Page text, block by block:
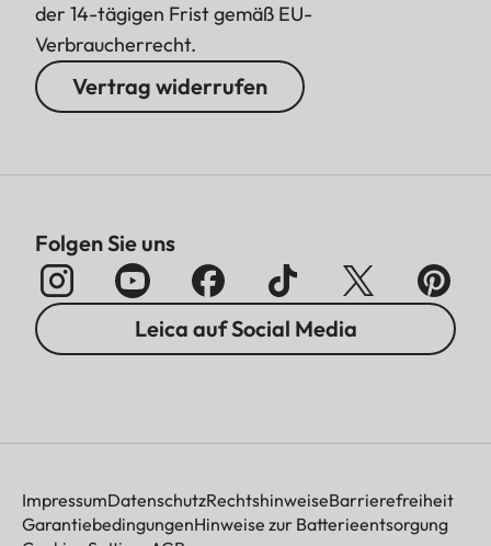
der 14-tägigen Frist gemäß EU-
Verbraucherrecht.
Vertrag widerrufen
Folgen Sie uns
Leica auf Social Media
ImpressumDatenschutzRechtshinweiseBarrierefreiheit
GarantiebedingungenHinweise zur Batterieentsorgung